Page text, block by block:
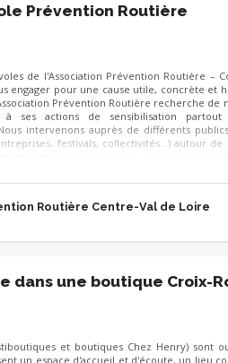
Prévention Routière
de l'Association Prévention Routière –
engager pour une cause utile, concrète et
Prévention Routière recherche de
à ses actions de sensibilisation
intervenons auprès de différents
festivals, collectivités…) autour de
Réflexes, visibilité et sécurité routière ;
Routière Centre-Val de Loire
dans une boutique Croix-
et boutiques Chez Henry) sont
un espace d'accueil et d'écoute, un lieu